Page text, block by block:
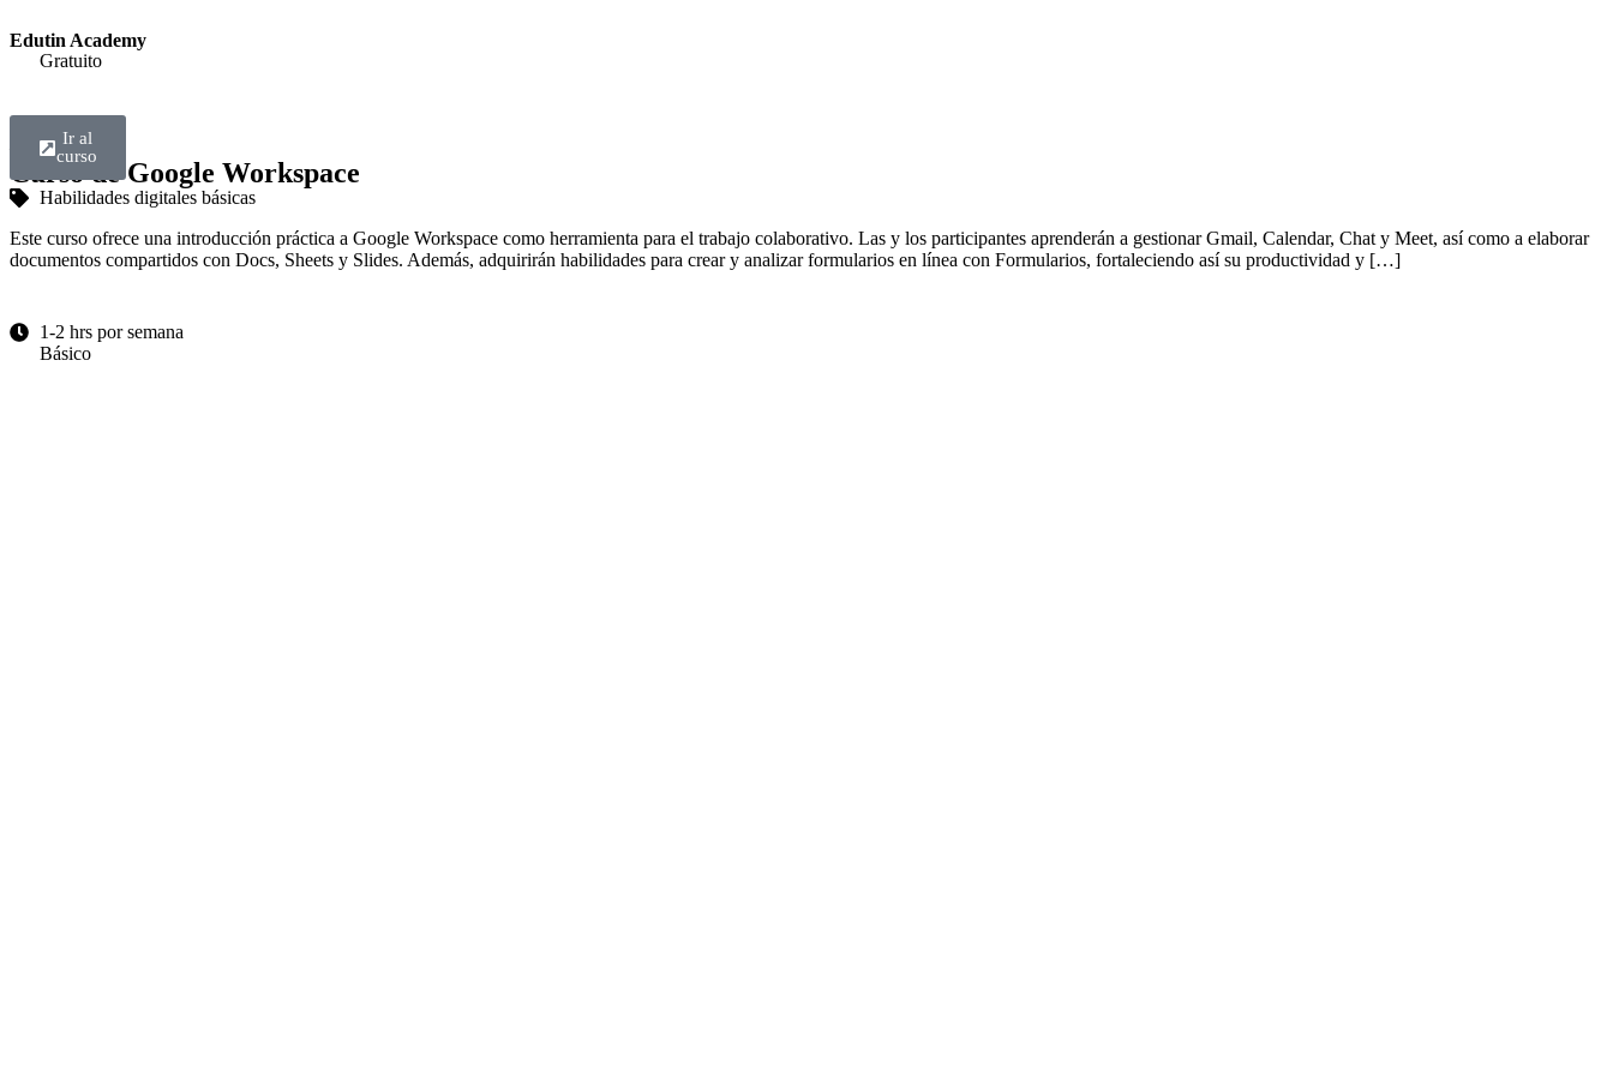
Edutin Academy
Gratuito
Ir al
curso
— Todos —
Curso de Google Workspace
Habilidades digitales básicas
Este curso ofrece una introducción práctica a Google Workspace como herramienta para el trabajo colaborativo. Las y los participantes aprenderán a gestionar Gmail, Calendar, Chat y Meet, así como a elaborar
documentos compartidos con Docs, Sheets y Slides. Además, adquirirán habilidades para crear y analizar formularios en línea con Formularios, fortaleciendo así su productividad y […]
1-2 hrs por semana
Básico